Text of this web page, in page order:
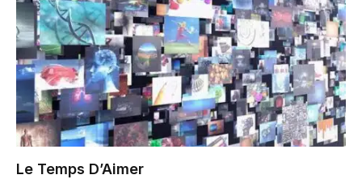
Le Temps D’Aimer